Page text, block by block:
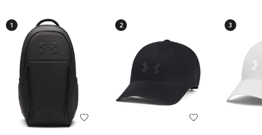
1 2 3